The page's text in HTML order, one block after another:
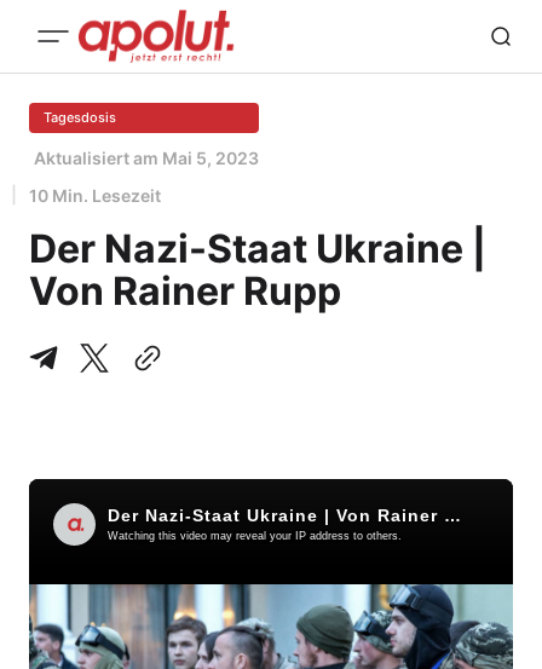
Tagesdosis
Aktualisiert am Mai 5, 2023
10 Min. Lesezeit
Der Nazi-Staat Ukraine |
Von Rainer Rupp